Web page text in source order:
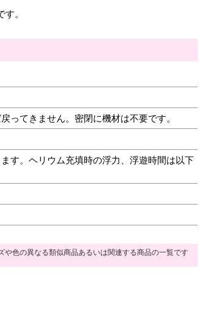
。
ってきません。密閉に機材は不要です。
す。ヘリウム充填時の浮力、浮遊時間は以下
や色の異なる類似商品あるいは関連する商品の一覧です